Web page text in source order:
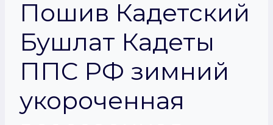
Пошив Кадетский
Бушлат Кадеты
ППС РФ зимний
укороченная